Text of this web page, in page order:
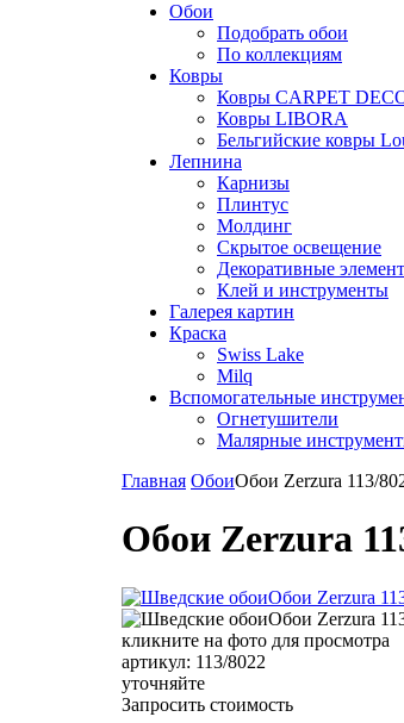
Обои
Подобрать обои
По коллекциям
Ковры
Ковры CARPET
Ковры LIBORA
Бельгийские ковры
Лепнина
Карнизы
Плинтус
Молдинг
Скрытое освещение
Декоративные
Клей и инструменты
Галерея картин
Краска
Swiss Lake
Milq
Вспомогательные
Огнетушители
Малярные
Главная ОбоиОбои Zerzura 113/
Обои Zerzura
кликните на фото для просмотра
артикул: 113/8022
уточняйте
Запросить стоимость